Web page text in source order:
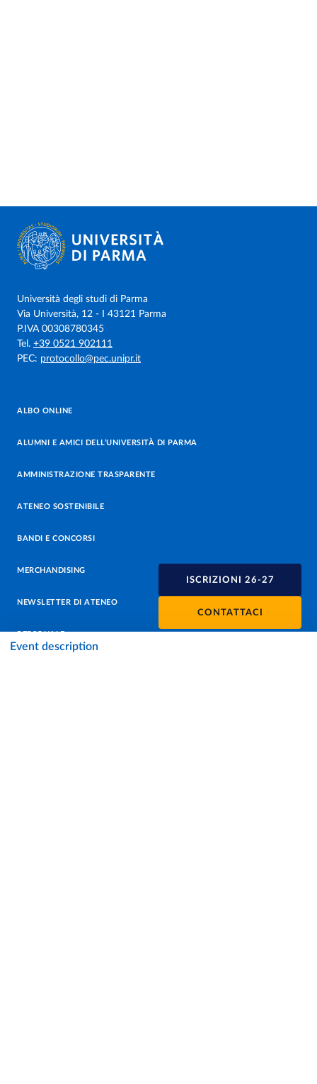
ISCRIZIONI 26-27
CONTATTACI
Event description
Università degli studi di Parma
Via Università, 12 - I 43121 Parma
P.IVA 00308780345
Tel. +39 0521 902111
PEC: protocollo@pec.unipr.it
ALBO ONLINE
ALUMNI E AMICI DELL’UNIVERSITÀ DI PARMA
AMMINISTRAZIONE TRASPARENTE
ATENEO SOSTENIBILE
BANDI E CONCORSI
MERCHANDISING
NEWSLETTER DI ATENEO
PERSONALE